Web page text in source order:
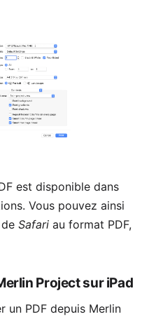
est disponible dans
Vous pouvez ainsi
Safari au format PDF,
Project sur iPad
un PDF depuis Merlin